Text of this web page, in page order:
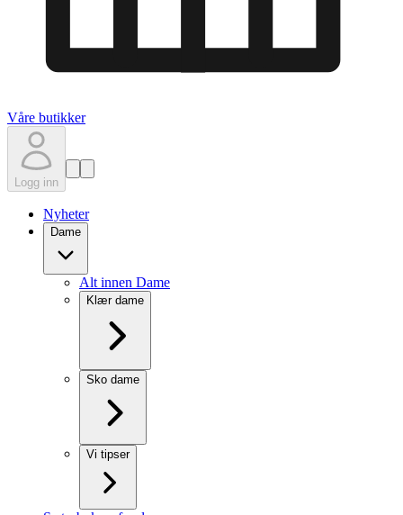
Våre butikker
Logg inn
Nyheter
Dame
Alt innen Dame
Klær dame
Sko dame
Vi tipser